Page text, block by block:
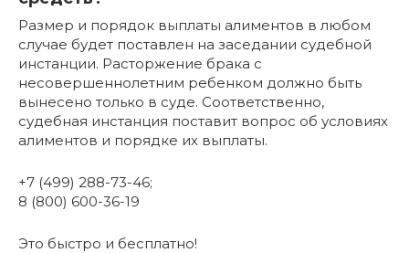
Размер и порядок выплаты алиментов в любом
случае будет поставлен на заседании судебной
инстанции. Расторжение брака с
несовершеннолетним ребенком должно быть
вынесено только в суде. Соответственно,
судебная инстанция поставит вопрос об условиях
алиментов и порядке их выплаты.
+7 (499) 288-73-46;
8 (800) 600-36-19
Это быстро и бесплатно!